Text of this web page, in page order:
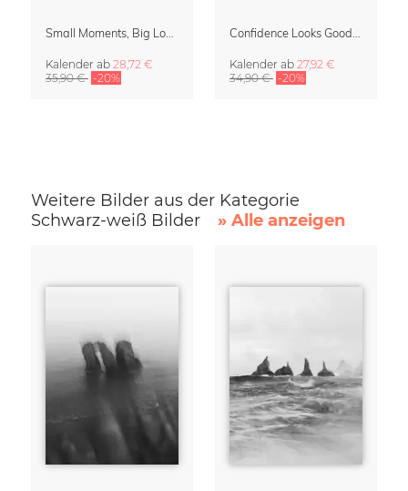
Kalender ab 28,72 €
35,90 € -20%
Kalender ab 27,92 €
34,90 € -20%
Weitere Bilder aus der Kategorie
Schwarz-weiß Bilder
» Alle anzeigen